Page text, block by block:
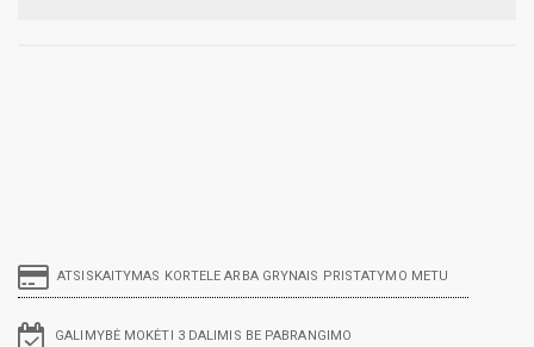
ATSISKAITYMAS KORTELE ARBA GRYNAIS PRISTATYMO METU
GALIMYBĖ MOKĖTI 3 DALIMIS BE PABRANGIMO